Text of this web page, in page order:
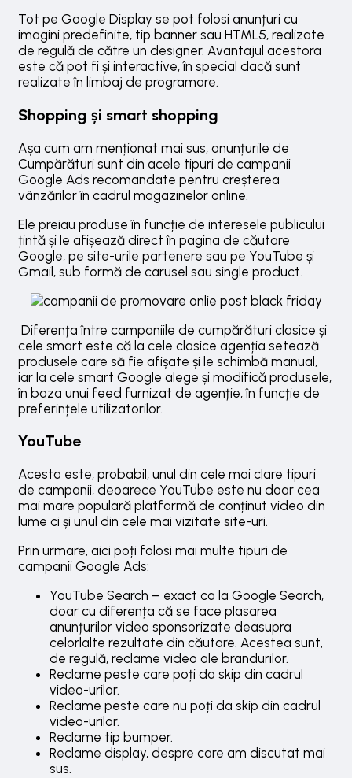
Tot pe Google Display se pot folosi anunțuri cu
imagini predefinite, tip banner sau HTML5, realizate
de regulă de către un designer. Avantajul acestora
este că pot fi și interactive, în special dacă sunt
realizate în limbaj de programare.
Shopping și smart shopping
Așa cum am menționat mai sus, anunțurile de
Cumpărături sunt din acele tipuri de campanii
Google Ads recomandate pentru creșterea
vânzărilor în cadrul magazinelor online.
Ele preiau produse în funcție de interesele publicului
țintă și le afișează direct în pagina de căutare
Google, pe site-urile partenere sau pe YouTube și
Gmail, sub formă de carusel sau single product.
Diferența între campaniile de cumpărături clasice și
cele smart este că la cele clasice agenția setează
produsele care să fie afișate și le schimbă manual,
iar la cele smart Google alege și modifică produsele,
în baza unui feed furnizat de agenție, în funcție de
preferințele utilizatorilor.
YouTube
Acesta este, probabil, unul din cele mai clare tipuri
de campanii, deoarece YouTube este nu doar cea
mai mare populară platformă de conținut video din
lume ci și unul din cele mai vizitate site-uri.
Prin urmare, aici poți folosi mai multe tipuri de
campanii Google Ads:
YouTube Search – exact ca la Google Search,
doar cu diferența că se face plasarea
anunțurilor video sponsorizate deasupra
celorlalte rezultate din căutare. Acestea sunt,
de regulă, reclame video ale brandurilor.
Reclame peste care poți da skip din cadrul
video-urilor.
Reclame peste care nu poți da skip din cadrul
video-urilor.
Reclame tip bumper.
Reclame display, despre care am discutat mai
sus.